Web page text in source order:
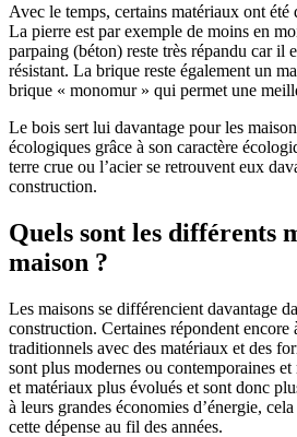
Avec le temps, certains matériaux ont été
La pierre est par exemple de moins en
parpaing (béton) reste très répandu car il
résistant. La brique reste également un
brique « monomur » qui permet une
Le bois sert lui davantage pour les
écologiques grâce à son caractère
terre crue ou l’acier se retrouvent eux
construction.
Quels sont les différents
maison ?
Les maisons se différencient davantage
construction. Certaines répondent encore
traditionnels avec des matériaux et des
sont plus modernes ou contemporaines
et matériaux plus évolués et sont donc
à leurs grandes économies d’énergie,
cette dépense au fil des années.